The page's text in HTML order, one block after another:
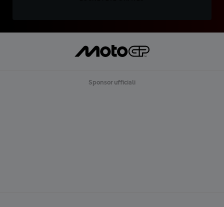
Sponsor ufficiali